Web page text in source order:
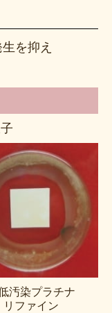
を抑え
汚染プラチナ
リファイン